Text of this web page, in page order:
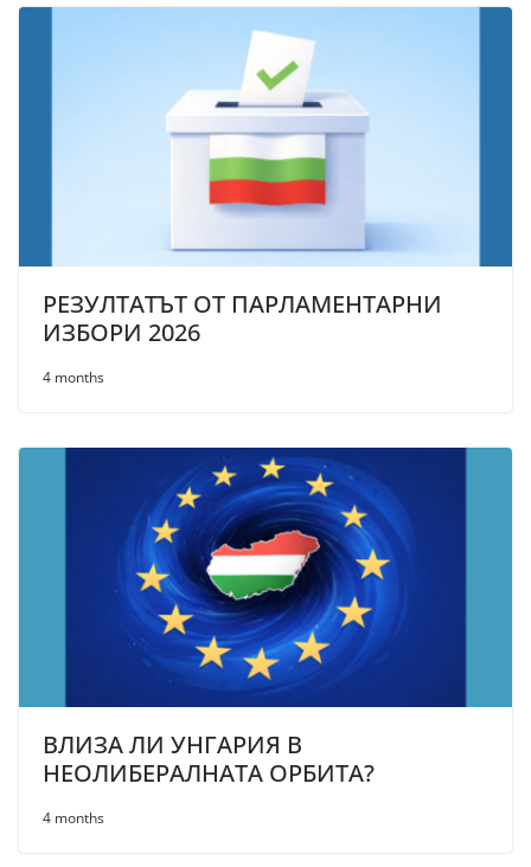
РЕЗУЛТАТЪТ ОТ ПАРЛАМЕНТАРНИ
ИЗБОРИ 2026
4 months
ВЛИЗА ЛИ УНГАРИЯ В
НЕОЛИБЕРАЛНАТА ОРБИТА?
4 months